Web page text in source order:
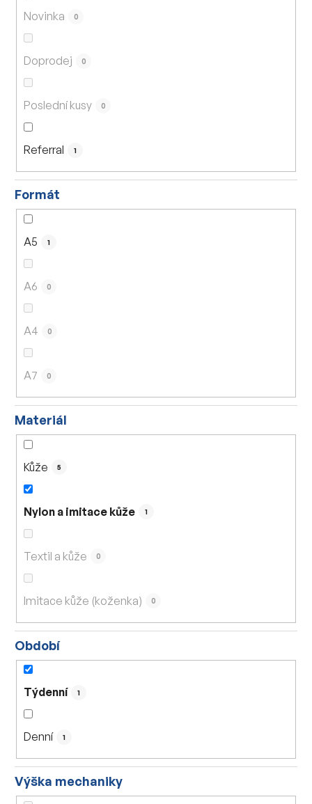
Novinka 0
Doprodej 0
Poslední kusy 0
Referral 1
Formát
A5 1
A6 0
A4 0
A7 0
Materiál
Kůže 5
Nylon a imitace kůže 1
Textil a kůže 0
Imitace kůže (koženka) 0
Období
Týdenní 1
Denní 1
Výška mechaniky